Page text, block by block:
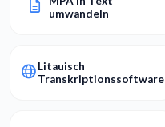
umwandeln
Litauisch
Transkriptionssoftware